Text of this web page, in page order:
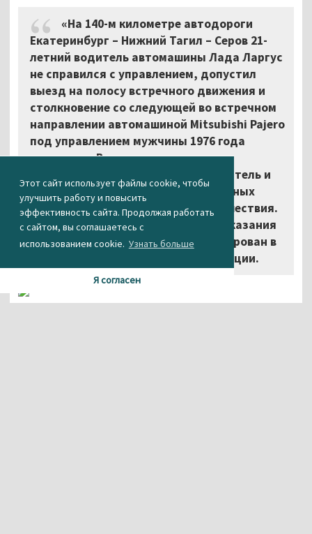
Этот сайт использует файлы cookie, чтобы
улучшить работу и повысить
эффективность сайта. Продолжая работать
с сайтом, вы соглашаетесь с
использованием cookie. Узнать больше
Я согласен
«На 140-м километре автодороги
Екатеринбург – Нижний Тагил – Серов 21-
летний водитель автомашины Лада Ларгус
не справился с управлением, допустил
выезд на полосу встречного движения и
столкновение со следующей во встречном
направлении автомашиной Mitsubishi Pajero
под управлением мужчины 1976 года
рождения. В результате дорожно-
транспортного происшествия водитель и
пассажир Лады Ларгус от полученных
травм скончались на месте происшествия.
Водитель Mitsubishi Pajero после оказания
медицинской помощи госпитализирован в
ДЦГБ», – уточнили в Госавтоинспекции.